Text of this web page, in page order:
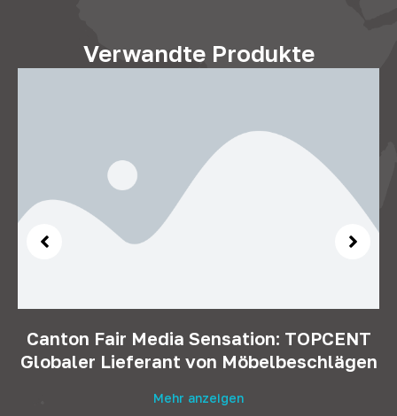
Verwandte Produkte
Canton Fair Media Sensation: TOPCENT
Globaler Lieferant von Möbelbeschlägen
Mehr anzeigen